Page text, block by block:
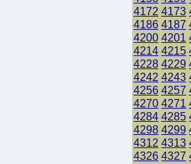
4172 4173
4186 4187
4200 4201
4214 4215
4228 4229
4242 4243
4256 4257
4270 4271
4284 4285
4298 4299
4312 4313
4326 4327